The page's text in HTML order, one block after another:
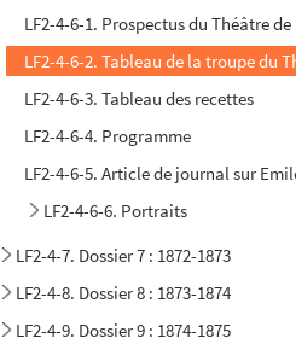
LF2-4-6-1. Prospectus du Théâtre de
LF2-4-6-2. Tableau de la troupe du
LF2-4-6-3. Tableau des recettes
LF2-4-6-4. Programme
LF2-4-6-5. Article de journal sur
LF2-4-6-6. Portraits
LF2-4-7. Dossier 7 : 1872-1873
LF2-4-8. Dossier 8 : 1873-1874
LF2-4-9. Dossier 9 : 1874-1875